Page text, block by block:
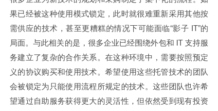
果已经被这种使用模式锁定，此时就很难重新采用其他按
需供应的技术，甚至更糟糕的情况下可能面临“影子 IT”的
局面。与此相关的是，很多企业已经围绕外包和 IT 支持服
务建立了复杂的合作关系。在这种环境中，需要按照预定
义的协议购买和使用技术。希望使用这些托管技术的团队
会被锁定为只能使用流程所规定的技术。这些团队也许希
望通过自助服务获得更大的灵活性，但依然受到现有投资